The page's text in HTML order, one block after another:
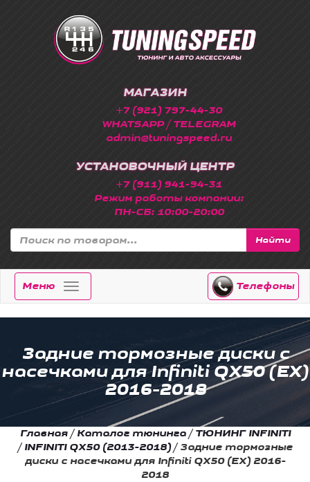
МАГАЗИН
+7 (921) 797-44-30
WHATSAPP / TELEGRAM
admin@tuningspeed.ru
УСТАНОВОЧНЫЙ ЦЕНТР
+7 (911) 941-94-31
Режим работы компании:
ПН-СБ: 10:00-20:00
Найти
Меню Телефоны
Задние тормозные диски с
насечками для Infiniti QX50 (EX)
2016-2018
Главная /Каталог тюнинга /ТЮНИНГ INFINITI
/INFINITI QX50 (2013-2018) /Задние тормозные
диски с насечками для Infiniti QX50 (EX) 2016-
2018